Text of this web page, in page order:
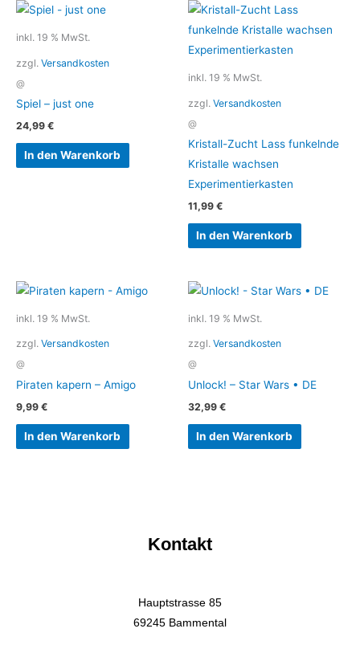
inkl. 19 % MwSt.
zzgl. Versandkosten
@
Spiel – just one
24,99 €
In den Warenkorb
inkl. 19 % MwSt.
zzgl. Versandkosten
@
Kristall-Zucht Lass funkelnde
Kristalle wachsen
Experimentierkasten
11,99 €
In den Warenkorb
inkl. 19 % MwSt.
zzgl. Versandkosten
@
Piraten kapern – Amigo
9,99 €
In den Warenkorb
inkl. 19 % MwSt.
zzgl. Versandkosten
@
Unlock! – Star Wars • DE
32,99 €
In den Warenkorb
Kontakt
Hauptstrasse 85
69245 Bammental